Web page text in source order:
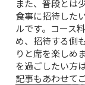
また、普段とは
食事に招待した
ルです。コース
め、招待する側
りと席を楽しめ
を過ごしたい方は
記事もあわせて